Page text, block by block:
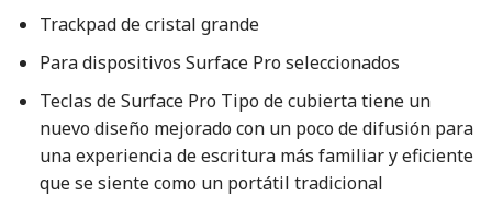
Trackpad de cristal grande
Para dispositivos Surface Pro seleccionados
Teclas de Surface Pro Tipo de cubierta tiene un
nuevo diseño mejorado con un poco de difusión para
una experiencia de escritura más familiar y eficiente
que se siente como un portátil tradicional